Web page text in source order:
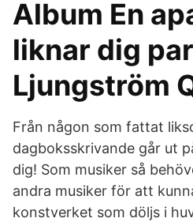
Album En
liknar dig
Ljungström
Från någon som fattat
dagboksskrivande går ut
dig! Som musiker så
andra musiker för att
konstverket som döljs i